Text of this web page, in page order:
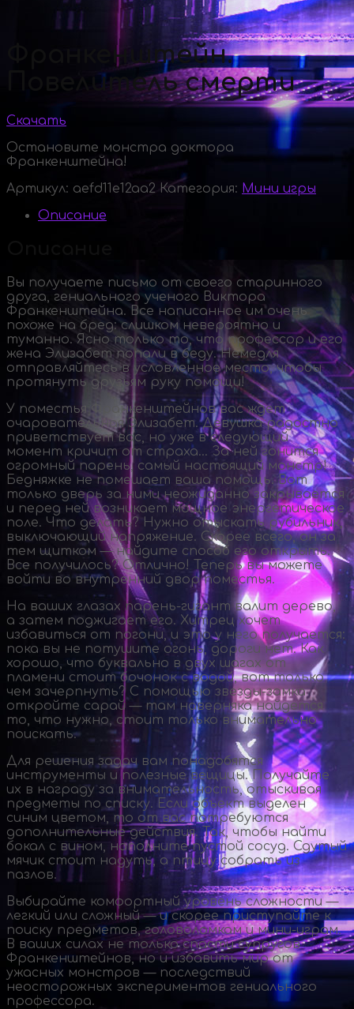
Франкенштейн.
Повелитель смерти
Скачать
Остановите монстра доктора
Франкенштейна!
Артикул: aefd11e12aa2 Категория: Мини игры
Описание
Вы получаете письмо от своего старинного
друга, гениального ученого Виктора
Франкенштейна. Все написанное им очень
похоже на бред: слишком невероятно и
туманно. Ясно только то, что профессор и его
жена Элизабет попали в беду. Немедля
отправляйтесь в условленное место, чтобы
протянуть друзьям руку помощи!
У поместья Франкенштейнов вас ждет
очаровательная Элизабет. Девушка радостно
приветствует вас, но уже в следующий
момент кричит от страха… За ней гонится
огромный парень, самый настоящий монстр!
Бедняжке не помешает ваша помощь. Вот
только дверь за ними неожиданно закрывается
и перед ней возникает мощное энергетическое
поле. Что делать? Нужно отыскать рубильник,
выключающий напряжение. Скорее всего, он за
тем щитком — найдите способ его открыть.
Все получилось? Отлично! Теперь вы можете
войти во внутренний двор поместья.
На ваших глазах парень-гигант валит дерево,
а затем поджигает его. Хитрец хочет
избавиться от погони, и это у него получается:
пока вы не потушите огонь, дороги нет. Как
хорошо, что буквально в двух шагах от
пламени стоит бочонок с водой, вот только
чем зачерпнуть? С помощью звезды-замка
откройте сарай — там наверняка найдется
то, что нужно, стоит только внимательно
поискать.
Для решения задач вам понадобятся
инструменты и полезные вещицы. Получайте
их в награду за внимательность, отыскивая
предметы по списку. Если объект выделен
синим цветом, то от вас потребуются
дополнительные действия. Так, чтобы найти
бокал с вином, наполните пустой сосуд. Сдутый
мячик стоит надуть, а птицу собрать из
пазлов.
Выбирайте комфортный уровень сложности —
легкий или сложный — и скорее приступайте к
поиску предметов, головоломкам имини-играм.
В ваших силах не только спасти супругов
Франкенштейнов, но и избавить мир от
ужасных монстров — последствий
неосторожных экспериментов гениального
профессора.